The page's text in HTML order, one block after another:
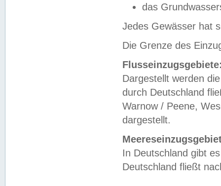
das
Jedes Gewässer hat
Die Grenze des
Dargestellt werden
durch Deutschland
Warnow / Peene,
dargestellt.
In Deutschland gibt
Deutschland fließt